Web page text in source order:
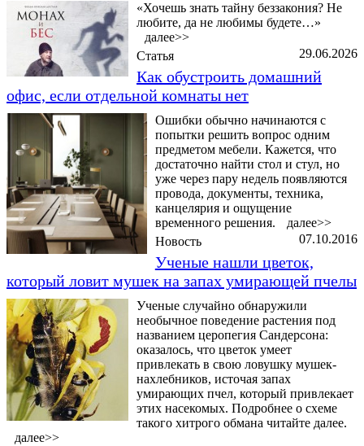
«Хочешь знать тайну беззакония? Не
любите, да не любимы будете…»
далее>>
29.06.2026
Статья
Как обустроить домашний
офис, если отдельной комнаты нет
Ошибки обычно начинаются с
попытки решить вопрос одним
предметом мебели. Кажется, что
достаточно найти стол и стул, но
уже через пару недель появляются
провода, документы, техника,
канцелярия и ощущение
временного решения.
далее>>
07.10.2016
Новость
Ученые нашли цветок,
который ловит мушек на запах умирающей пчелы
Ученые случайно обнаружили
необычное поведение растения под
названием церопегия Сандерсона:
оказалось, что цветок умеет
привлекать в свою ловушку мушек-
нахлебников, источая запах
умирающих пчел, который привлекает
этих насекомых. Подробнее о схеме
такого хитрого обмана читайте далее.
далее>>